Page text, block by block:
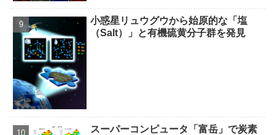
小惑星リュウグウから始原的な「塩
（Salt）」と有機硫黄分子群を発見
スーパーコンピュータ「富岳」で炭素